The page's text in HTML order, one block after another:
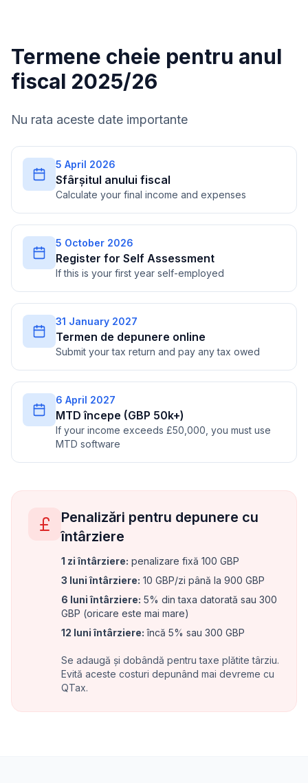
Termene cheie pentru anul
fiscal 2025/26
Nu rata aceste date importante
5 April 2026
Sfârșitul anului fiscal
Calculate your final income and expenses
5 October 2026
Register for Self Assessment
If this is your first year self-employed
31 January 2027
Termen de depunere online
Submit your tax return and pay any tax owed
6 April 2027
MTD începe (GBP 50k+)
If your income exceeds £50,000, you must use
MTD software
Penalizări pentru depunere cu
întârziere
1 zi întârziere: penalizare fixă 100 GBP
3 luni întârziere: 10 GBP/zi până la 900 GBP
6 luni întârziere: 5% din taxa datorată sau 300
GBP (oricare este mai mare)
12 luni întârziere: încă 5% sau 300 GBP
Se adaugă și dobândă pentru taxe plătite târziu.
Evită aceste costuri depunând mai devreme cu
QTax.